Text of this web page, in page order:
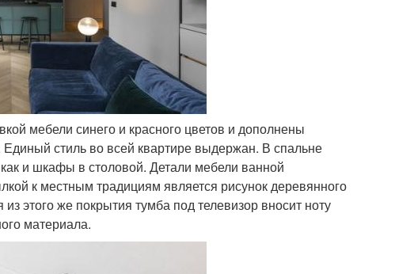
мебели синего и красного цветов и дополнены
стиль во всей квартире выдержан. В спальне
и шкафы в столовой. Детали мебели ванной
к местным традициям является рисунок деревянного
этого же покрытия тумба под телевизор вносит ноту
материала.